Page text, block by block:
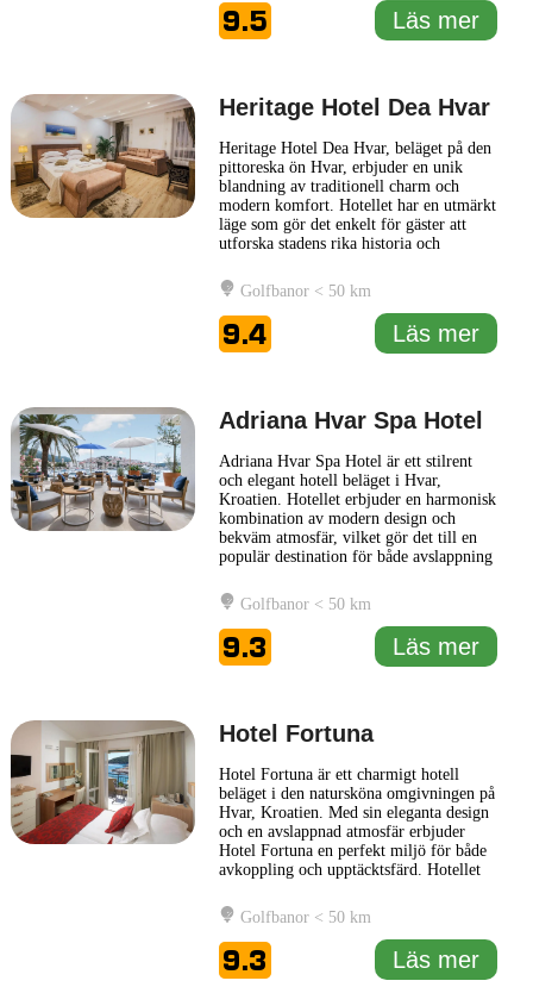
från vardagens stress. Gästerna på Hotel
Moeesy kan
9.5 Läs mer
Heritage Hotel Dea Hvar
Heritage Hotel Dea Hvar, beläget på den
pittoreska ön Hvar, erbjuder en unik
blandning av traditionell charm och
modern komfort. Hotellet har en utmärkt
läge som gör det enkelt för gäster att
utforska stadens rika historia och
arkitektur och smakfulla inredning ger
Heritage Hotel Dea Hvar en varmt
välkomnande atmosfär. Hotellets rum är
designade för att ge en
... Läs mer
Golfbanor < 50 km
9.4 Läs mer
Adriana Hvar Spa Hotel
Adriana Hvar Spa Hotel är ett stilrent
och elegant hotell beläget i Hvar,
Kroatien. Hotellet erbjuder en harmonisk
kombination av modern design och
bekväm atmosfär, vilket gör det till en
populär destination för både avslappning
hamnen och Kอpelodag-ön, erbjuder
Adriana Hvar Spa Hotel en unik miljö
där gäster kan njuta av den vackra
omgivningen. Hotellets spa... Läs mer
Golfbanor < 50 km
9.3 Läs mer
Hotel Fortuna
Hotel Fortuna är ett charmigt hotell
beläget i den natursköna omgivningen på
Hvar, Kroatien. Med sin eleganta design
och en avslappnad atmosfär erbjuder
Hotel Fortuna en perfekt miljö för både
avkoppling och upptäcktsfärd. Hotellet
och ger gästerna möjlighet att njuta av
den vackra utsikten över Adriatiska
havet. Rummen på Hotel Fortuna är
stilfullt inredda
... Läs mer
Golfbanor < 50 km
9.3 Läs mer